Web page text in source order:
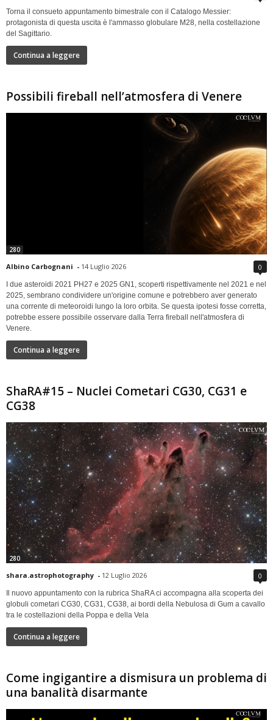
Torna il consueto appuntamento bimestrale con il Catalogo Messier:
protagonista di questa uscita è l'ammasso globulare M28, nella costellazione
del Sagittario.
Continua a leggere
Possibili fireball nell’atmosfera di Venere
280
Albino Carbognani - 14 Luglio 2026 0
I due asteroidi 2021 PH27 e 2025 GN1, scoperti rispettivamente nel 2021 e nel
2025, sembrano condividere un'origine comune e potrebbero aver generato
una corrente di meteoroidi lungo la loro orbita. Se questa ipotesi fosse corretta,
potrebbe essere possibile osservare dalla Terra fireball nell'atmosfera di
Venere.
Continua a leggere
ShaRA#15 – Nuclei Cometari CG30, CG31 e
CG38
280
shara.astrophotography - 12 Luglio 2026 0
Il nuovo appuntamento con la rubrica ShaRA ci accompagna alla scoperta dei
globuli cometari CG30, CG31, CG38, ai bordi della Nebulosa di Gum a cavallo
tra le costellazioni della Poppa e della Vela
Continua a leggere
Come ingigantire a dismisura un problema di
una banalità disarmante